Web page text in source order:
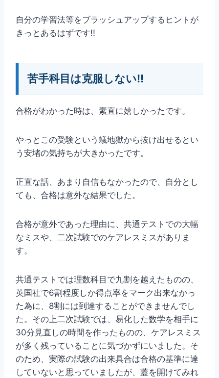
自分の学習法等をブラッシュアップするヒントが
きっとあるはずです!!
苦手科目は克服しない!!
合格がわかった時は、素直に嬉しかったです。
やっとこの受験という蟻地獄から抜け出せるとい
う安堵の気持ちが大きかったです。
正直な話、あまり自信もなかったので、自分とし
ても、合格は意外な結果でした。
合格が意外であった理由に、共通テストでの大幅
なミスや、二次試験でのケアレスミスがありま
す。
共通テストでは理数科目で九割を越えたものの、
英国社で6割程度しか得点率をマーク出来なかっ
た為に、8割には到達することができませんでし
た。その上二次試験では、易化した数学を相手に
30分見直しの時間を作ったものの、ケアレスミス
が多く残っていることに気づかずにいました。そ
のため、実際の試験の出来具合は合格の基準に達
していないと思っていましたが、蓋を開けてみれ